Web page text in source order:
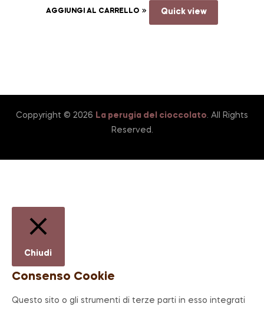
AGGIUNGI AL CARRELLO Quick view
Coppyright © 2026 La perugia del cioccolato. All Rights
Reserved.
Chiudi
Consenso Cookie
Questo sito o gli strumenti di terze parti in esso integrati